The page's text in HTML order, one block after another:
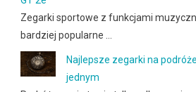
Zegarki sportowe z funkcjami
bardziej popularne …
Najlepsze zegarki na
jednym